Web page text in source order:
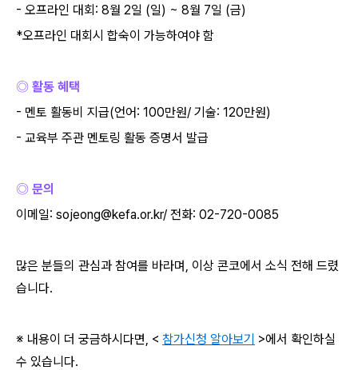
- 오프라인 대회: 8월 2일 (일) ~ 8월 7일 (금)
*오프라인 대회시 합숙이 가능하여야 함
◎ 활동 혜택
- 멘토 활동비 지급(언어: 100만원/ 기술: 120만원)
- 교육부 주관 멘토링 활동 증명서 발급
◎ 문의
이메일: sojeong@kefa.or.kr/ 전화: 02-720-0085
많은 분들의 관심과 참여를 바라며, 이상 콘코에서 소식 전해 드렸
습니다.
※ 내용이 더 궁금하시다면, < 참가신청 알아보기 >에서 확인하실
수 있습니다.